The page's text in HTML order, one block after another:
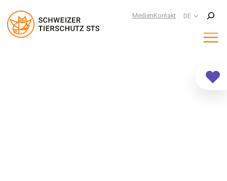
MedienKontakt DE
Suchen